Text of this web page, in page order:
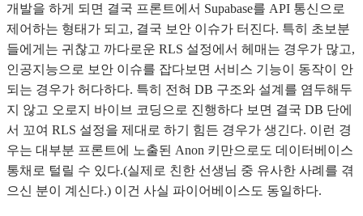
개발을 하게 되면 결국 프론트에서 Supabase를 API 통신으로
제어하는 형태가 되고, 결국 보안 이슈가 터진다. 특히 초보분
들에게는 귀찮고 까다로운 RLS 설정에서 헤매는 경우가 많고,
인공지능으로 보안 이슈를 잡다보면 서비스 기능이 동작이 안
되는 경우가 허다하다. 특히 전혀 DB 구조와 설계를 염두해두
지 않고 오로지 바이브 코딩으로 진행하다 보면 결국 DB 단에
서 꼬여 RLS 설정을 제대로 하기 힘든 경우가 생긴다. 이런 경
우는 대부분 프론트에 노출된 Anon 키만으로도 데이터베이스
통채로 털릴 수 있다.(실제로 친한 선생님 중 유사한 사례를 겪
으신 분이 계신다.) 이건 사실 파이어베이스도 동일하다.